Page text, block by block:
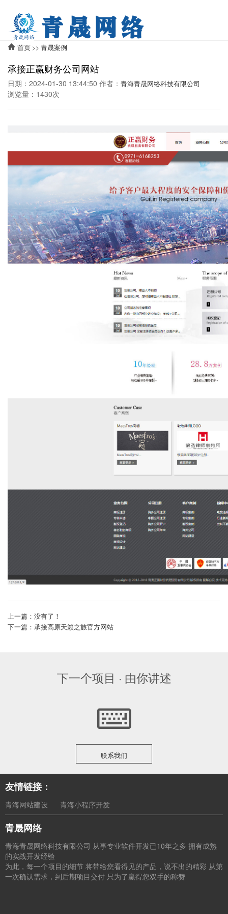
首页 >> 青晟案例
承接正赢财务公司网站
日期：2024-01-30 13:44:50 作者： 青海青晟网络科技有限公司
浏览量：1430次
上一篇：没有了！
下一篇：承接高原天籁之旅官方网站
下一个项目 · 由你讲述
联系我们
友情链接：
青海网站建设 青海小程序开发
青晟网络
青海青晟网络科技有限公司 从事专业软件开发已10年之多 拥有成熟
的实战开发经验
为此，每一个项目的细节 将带给您看得见的产品，说不出的精彩 从第
一次确认需求，到后期项目交付 只为了赢得您双手的称赞